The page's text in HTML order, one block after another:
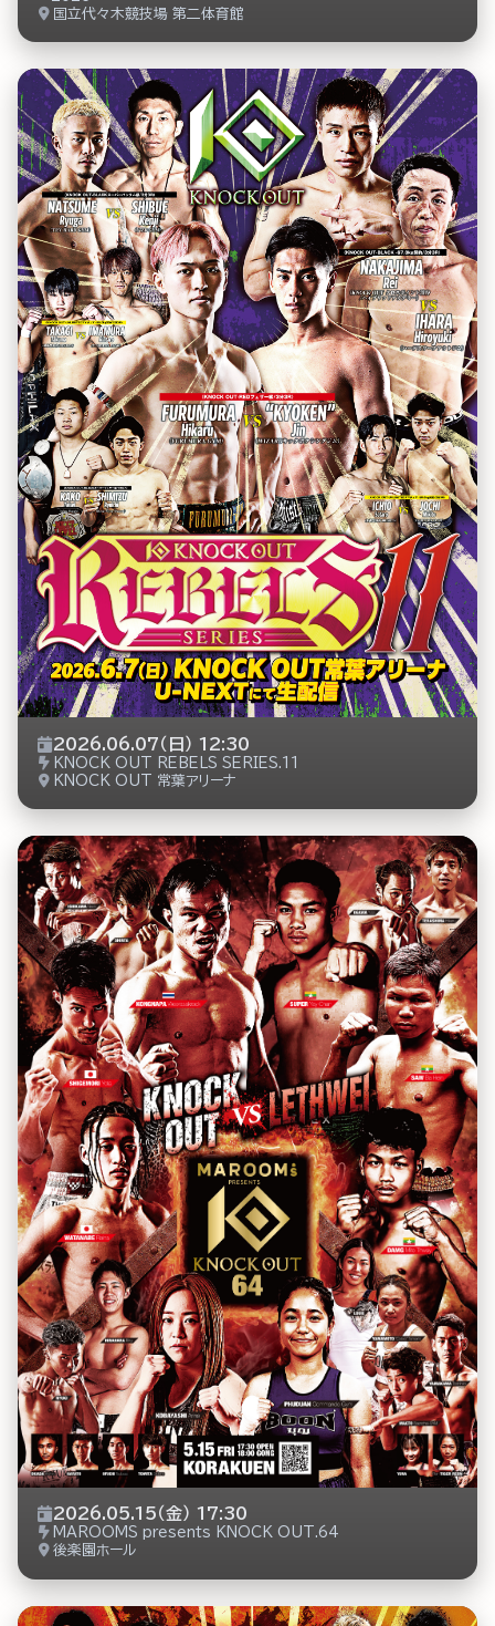
国立代々木競技場 第二体育館
2026.06.07（日） 12:30
KNOCK OUT REBELS SERIES.11
KNOCK OUT 常葉アリーナ
2026.05.15（金） 17:30
MAROOMS presents KNOCK OUT.64
後楽園ホール